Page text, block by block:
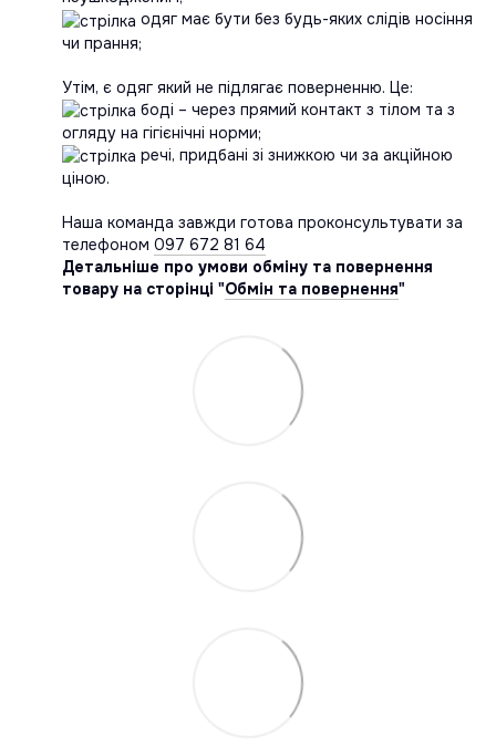
одяг має бути без будь-яких слідів носіння
чи прання;
Утім, є одяг який не підлягає поверненню. Це:
боді – через прямий контакт з тілом та з
огляду на гігієнічні норми;
речі, придбані зі знижкою чи за акційною
ціною.
Наша команда завжди готова проконсультувати за
телефоном 097 672 81 64
Детальніше про умови обміну та повернення
товару на сторінці "Обмін та повернення"